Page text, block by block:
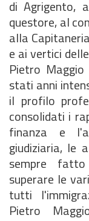
di Agrigento,
questore, al
alla
e ai vertici
Pietro
stati anni
il profilo
consolidati i
finanza e
giudiziaria, le
sempre
superare le
tutti
Pietro